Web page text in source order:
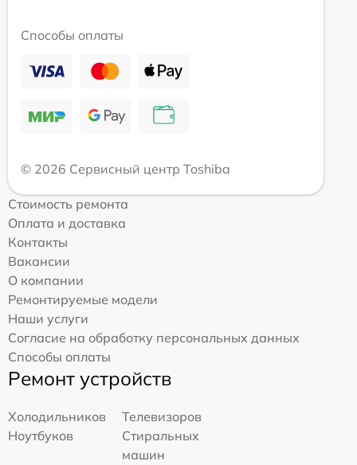
Способы оплаты
© 2026 Сервисный центр Toshiba
Стоимость ремонта
Оплата и доставка
Контакты
Вакансии
О компании
Ремонтируемые модели
Наши услуги
Согласие на обработку персональных данных
Способы оплаты
Ремонт устройств
Холодильников
Телевизоров
Ноутбуков
Стиральных
машин